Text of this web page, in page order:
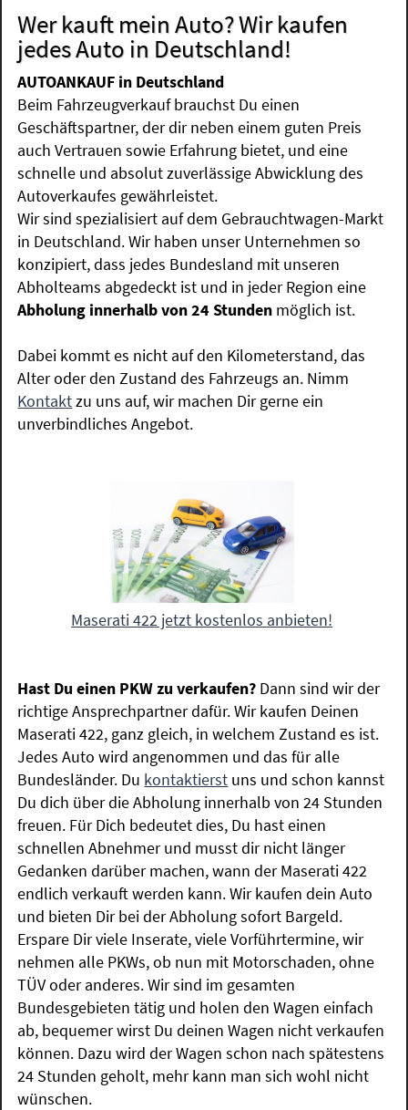
Wer kauft mein Auto? Wir kaufen
jedes Auto in Deutschland!
AUTOANKAUF in Deutschland
Beim Fahrzeugverkauf brauchst Du einen
Geschäftspartner, der dir neben einem guten Preis
auch Vertrauen sowie Erfahrung bietet, und eine
schnelle und absolut zuverlässige Abwicklung des
Autoverkaufes gewährleistet.
Wir sind spezialisiert auf dem Gebrauchtwagen-Markt
in Deutschland. Wir haben unser Unternehmen so
konzipiert, dass jedes Bundesland mit unseren
Abholteams abgedeckt ist und in jeder Region eine
Abholung innerhalb von 24 Stunden möglich ist.
Dabei kommt es nicht auf den Kilometerstand, das
Alter oder den Zustand des Fahrzeugs an. Nimm
Kontaktzu uns auf, wir machen Dir gerne ein
unverbindliches Angebot.
Maserati 422 jetzt kostenlos anbieten!
Hast Du einen PKW zu verkaufen? Dann sind wir der
richtige Ansprechpartner dafür. Wir kaufen Deinen
Maserati 422, ganz gleich, in welchem Zustand es ist.
Jedes Auto wird angenommen und das für alle
Bundesländer. Du kontaktierst uns und schon kannst
Du dich über die Abholung innerhalb von 24 Stunden
freuen. Für Dich bedeutet dies, Du hast einen
schnellen Abnehmer und musst dir nicht länger
Gedanken darüber machen, wann der Maserati 422
endlich verkauft werden kann. Wir kaufen dein Auto
und bieten Dir bei der Abholung sofort Bargeld.
Erspare Dir viele Inserate, viele Vorführtermine, wir
nehmen alle PKWs, ob nun mit Motorschaden, ohne
TÜV oder anderes. Wir sind im gesamten
Bundesgebieten tätig und holen den Wagen einfach
ab, bequemer wirst Du deinen Wagen nicht verkaufen
können. Dazu wird der Wagen schon nach spätestens
24 Stunden geholt, mehr kann man sich wohl nicht
wünschen.